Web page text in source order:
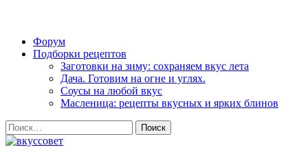
Skip
Форум
Подборки рецептов
Заготовки на зиму: сохраняем вкус лета
Дача. Готовим на огне и углях.
Соусы на любой вкус
Масленица: рецепты вкусных и ярких блинов
Найти: